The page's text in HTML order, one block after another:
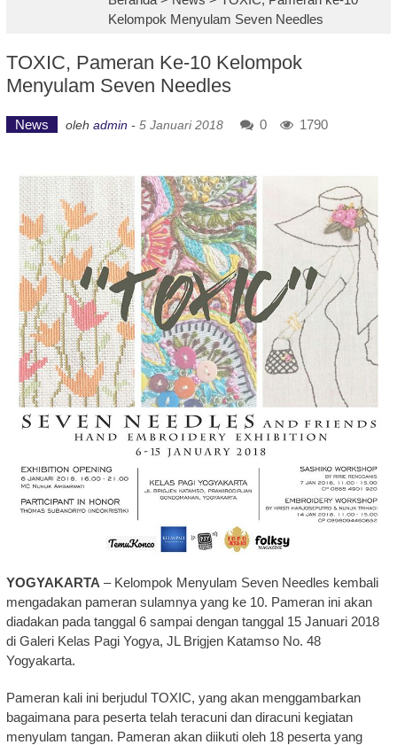
Kelompok Menyulam Seven Needles
TOXIC, Pameran Ke-10 Kelompok
Menyulam Seven Needles
News oleh admin - 5 Januari 2018 0 1790
YOGYAKARTA – Kelompok Menyulam Seven Needles kembali
mengadakan pameran sulamnya yang ke 10. Pameran ini akan
diadakan pada tanggal 6 sampai dengan tanggal 15 Januari 2018
di Galeri Kelas Pagi Yogya, JL Brigjen Katamso No. 48
Yogyakarta.
Pameran kali ini berjudul TOXIC, yang akan menggambarkan
bagaimana para peserta telah teracuni dan diracuni kegiatan
menyulam tangan. Pameran akan diikuti oleh 18 peserta yang